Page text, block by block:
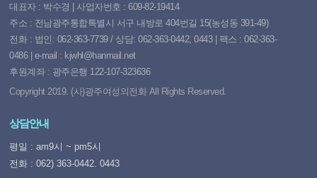
대표자 : 박수경 | 사업자번호 : 609-82-19414
주소 : 전남광주통합특별시 서구 내방로 404번길 15(농성동 391-49)
전화 : 법인: 062-363-7739 / 상담: 062-363-0442, 0443 | 팩스 : 062-363-
0486 | e-mail : kjwhl@hanmail.net
후원계좌 : 광주은행 122-107-323636
Copyright 2019. (사)광주여성의전화 All Rights Reserved.
상담안내
평일 : am9시 ~ pm5시
전화 : 062) 363-0442. 0443